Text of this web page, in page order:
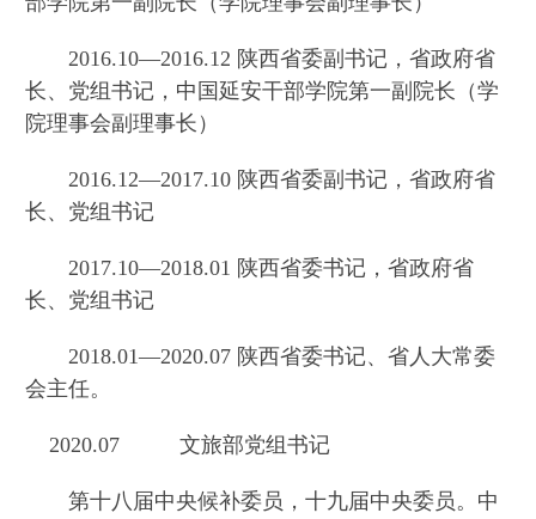
2016.10—2016.12 陕西省委副书记，省政府省
长、党组书记，中国延安干部学院第一副院长（学
院理事会副理事长）
2016.12—2017.10 陕西省委副书记，省政府省
长、党组书记
2017.10—2018.01 陕西省委书记，省政府省
长、党组书记
2018.01—2020.07 陕西省委书记、省人大常委
会主任。
2020.07 文旅部党组书记
第十八届中央候补委员，十九届中央委员。中